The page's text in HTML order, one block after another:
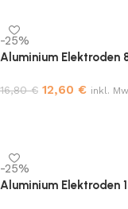
-25%
Aluminium Elektroden
16,80€ 12,60 € inkl.
-25%
Aluminium Elektroden